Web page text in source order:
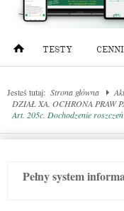
TESTY
Jesteś tutaj: Strona główna
DZIAŁ XA. OCHRONA PRAW
Art. 205c. Dochodzenie
Pełny system